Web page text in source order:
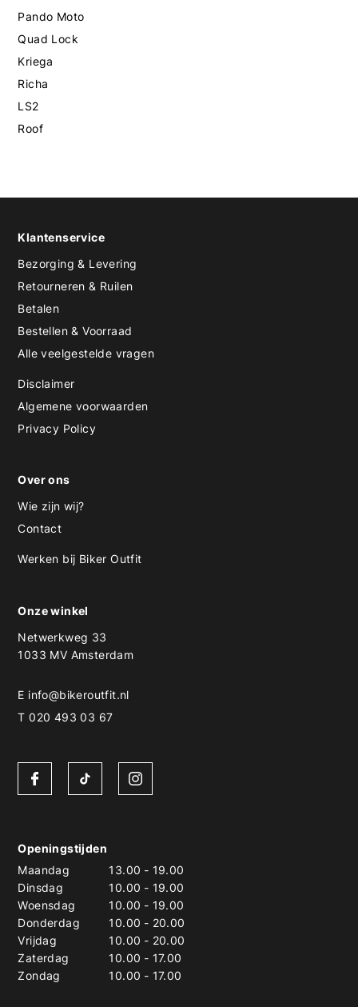
Pando Moto
Quad Lock
Kriega
Richa
LS2
Roof
Klantenservice
Bezorging & Levering
Retourneren & Ruilen
Betalen
Bestellen & Voorraad
Alle veelgestelde vragen
Disclaimer
Algemene voorwaarden
Privacy Policy
Over ons
Wie zijn wij?
Contact
Werken bij Biker Outfit
Onze winkel
Netwerkweg 33
1033 MV Amsterdam
E info@bikeroutfit.nl
T 020 493 03 67
Openingstijden
Maandag
13.00 - 19.00
Dinsdag
10.00 - 19.00
Woensdag
10.00 - 19.00
Donderdag
10.00 - 20.00
Vrijdag
10.00 - 20.00
Zaterdag
10.00 - 17.00
Zondag
10.00 - 17.00